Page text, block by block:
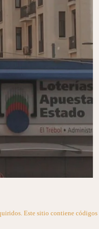
Este sitio contiene códigos